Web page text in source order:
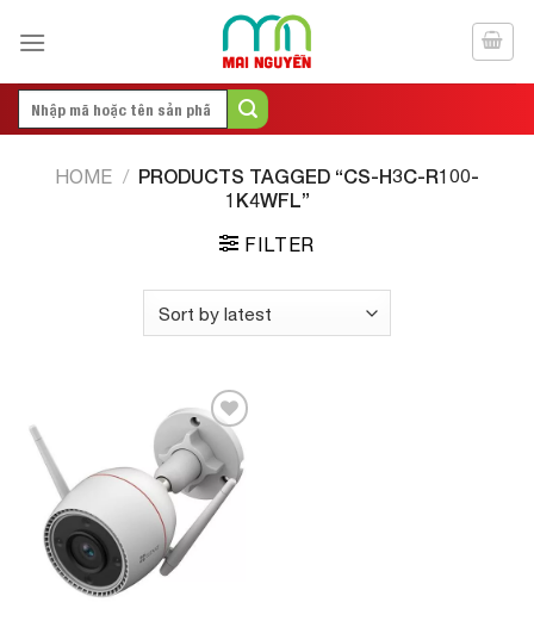
Search
HOME / PRODUCTS TAGGED “CS-H3C-R100-
1K4WFL”
FILTER
Add to
Wishlist